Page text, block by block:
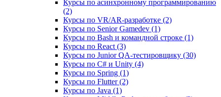
Курсы по асинхронному программированию
(2)
Курсы по VR/AR‑разработке (2)
Курсы по Senior Gamedev (1)
Курсы по Bash и командной строке (1)
Курсы по React (3)
Курсы по Junior QA-тестировщику (30)
Курсы по C# и Unity (4)
Курсы по Spring (1)
Курсы по Flutter (2)
Курсы по Java (1)